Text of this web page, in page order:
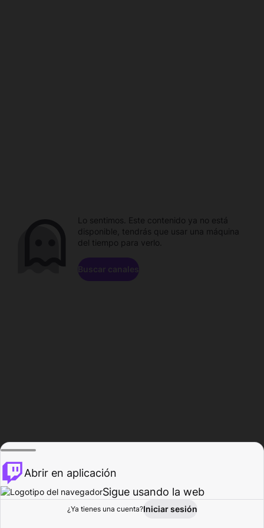
Explorar Actividad
Lo sentimos. Este contenido ya no está
disponible, tendrás que usar una máquina
del tiempo para verlo.
Buscar canales
Abrir en aplicación
Sigue usando la web
¿Ya tienes una cuenta?Iniciar sesión